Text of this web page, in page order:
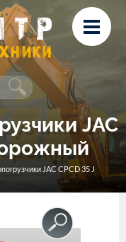
JAC
JAC CPCD 35 J